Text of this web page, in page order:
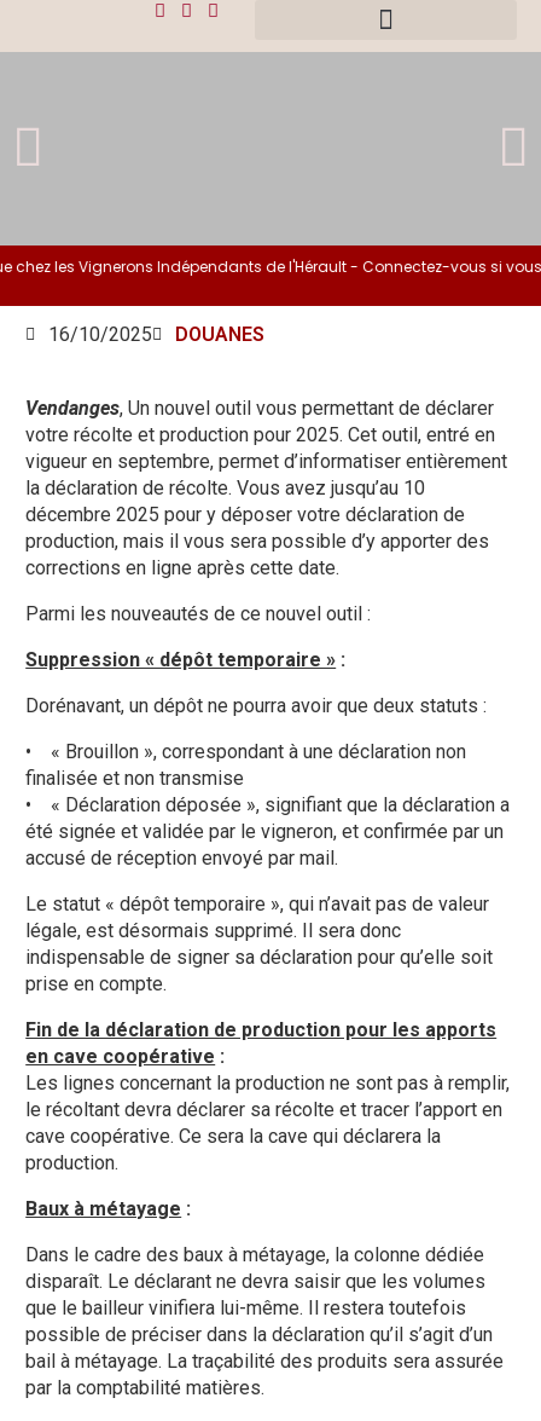
les Vignerons Indépendants de l'Hérault - Connectez-vous si vous
16/10/2025 DOUANES
Vendanges, Un nouvel outil vous permettant de déclarer
votre récolte et production pour 2025. Cet outil, entré en
vigueur en septembre, permet d’informatiser entièrement
la déclaration de récolte. Vous avez jusqu’au 10
décembre 2025 pour y déposer votre déclaration de
production, mais il vous sera possible d’y apporter des
corrections en ligne après cette date.
Parmi les nouveautés de ce nouvel outil :
Suppression « dépôt temporaire » :
Dorénavant, un dépôt ne pourra avoir que deux statuts :
• « Brouillon », correspondant à une déclaration non
finalisée et non transmise
• « Déclaration déposée », signifiant que la déclaration a
été signée et validée par le vigneron, et confirmée par un
accusé de réception envoyé par mail.
Le statut « dépôt temporaire », qui n’avait pas de valeur
légale, est désormais supprimé. Il sera donc
indispensable de signer sa déclaration pour qu’elle soit
prise en compte.
Fin de la déclaration de production pour les apports
en cave coopérative :
Les lignes concernant la production ne sont pas à remplir,
le récoltant devra déclarer sa récolte et tracer l’apport en
cave coopérative. Ce sera la cave qui déclarera la
production.
Baux à métayage :
Dans le cadre des baux à métayage, la colonne dédiée
disparaît. Le déclarant ne devra saisir que les volumes
que le bailleur vinifiera lui-même. Il restera toutefois
possible de préciser dans la déclaration qu’il s’agit d’un
bail à métayage. La traçabilité des produits sera assurée
par la comptabilité matières.